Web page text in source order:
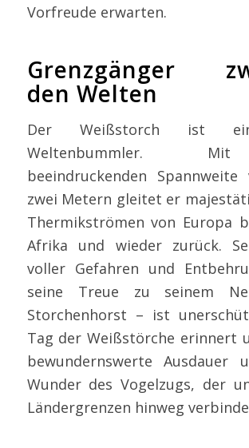
Vorfreude erwarten.
Grenzgänger
den Welten
Der Weißstorch ist
Weltenbummler.
beeindruckenden
zwei Metern gleitet er
Thermikströmen von Europa
Afrika und wieder zurück.
voller Gefahren und
seine Treue zu seinem
Storchenhorst – ist
Tag der Weißstörche erinnert
bewundernswerte Ausdauer
Wunder des Vogelzugs, der
Ländergrenzen hinweg